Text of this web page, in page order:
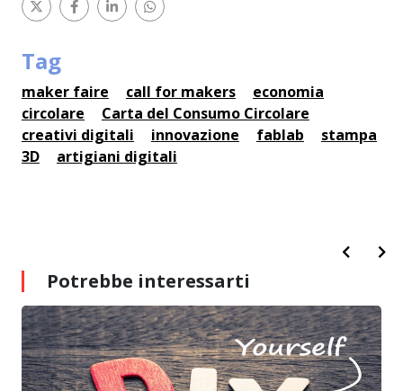
Tag
maker faire call for makers
economia
circolare
Carta del Consumo Circolare
creativi digitali
innovazione fablab
stampa
3D
artigiani digitali
Potrebbe interessarti